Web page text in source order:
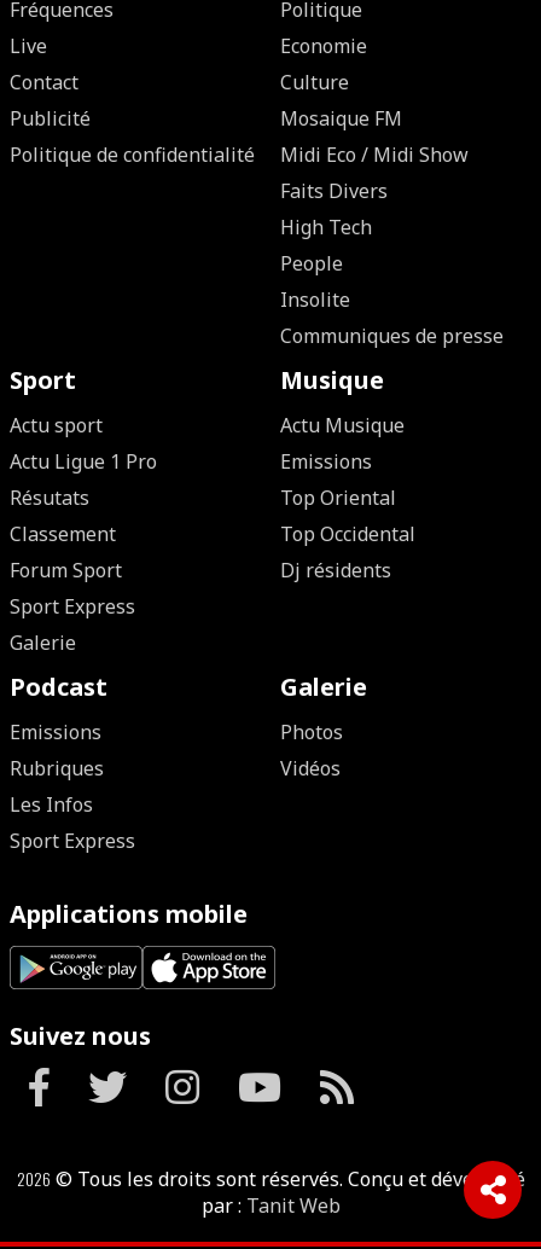
Fréquences
Live
Contact
Publicité
Politique de confidentialité
Politique
Economie
Culture
Mosaique FM
Midi Eco / Midi Show
Faits Divers
High Tech
People
Insolite
Communiques de presse
Sport
Actu sport
Actu Ligue 1 Pro
Résutats
Classement
Forum Sport
Sport Express
Galerie
Musique
Actu Musique
Emissions
Top Oriental
Top Occidental
Dj résidents
Podcast
Emissions
Rubriques
Les Infos
Sport Express
Galerie
Photos
Vidéos
Applications mobile
Suivez nous
2026 © Tous les droits sont réservés. Conçu et développé
par : Tanit Web